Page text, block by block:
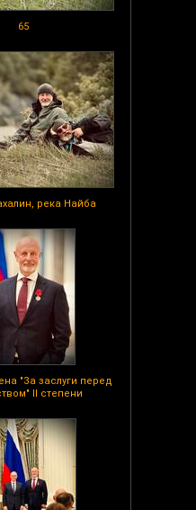
65
река Найба
"За заслуги перед
II степени